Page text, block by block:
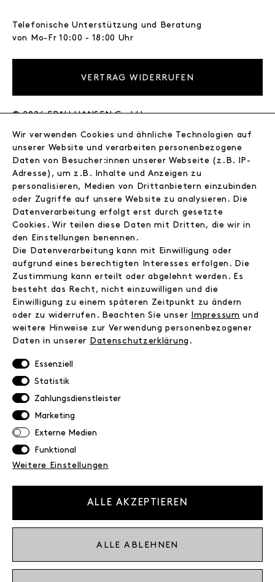
Telefonische Unterstützung und Beratung
von Mo-Fr 10:00 - 18:00 Uhr
VERTRAG WIDERRUFEN
© 2026 FRAU HANSEN GmbH
Store
Journal
Wir
Jobs
Instagram
Facebook
Kontakt
FAQ
Zahlungsinformationen
Versand
Retoure
Datenschutz
AGB
Impressum
NEWSLETTER
Ich bestätige die Datenschutzbestimmung
Wir verwenden Cookies und ähnliche Technologien auf
unserer Website und verarbeiten personenbezogene
Daten von Besucher:innen unserer Webseite (z.B. IP-
Adresse), um z.B. Inhalte und Anzeigen zu
personalisieren, Medien von Drittanbietern einzubinden
oder Zugriffe auf unsere Website zu analysieren. Die
Datenverarbeitung erfolgt erst durch gesetzte
Cookies. Wir teilen diese Daten mit Dritten, die wir in
den Einstellungen benennen.
Die Datenverarbeitung kann mit Einwilligung oder
aufgrund eines berechtigten Interesses erfolgen. Die
Zustimmung kann erteilt oder abgelehnt werden. Es
besteht das Recht, nicht einzuwilligen und die
Einwilligung zu einem späteren Zeitpunkt zu ändern
oder zu widerrufen. Beachten Sie unser
Impressum und
weitere Hinweise zur Verwendung personenbezogener
Daten in unserer
Daten­schutz­erklärung .
Essenziell
Statistik
Zahlungsdienstleister
Marketing
Externe Medien
Funktional
Weitere Einstellungen
ALLE AKZEPTIEREN
ALLE ABLEHNEN